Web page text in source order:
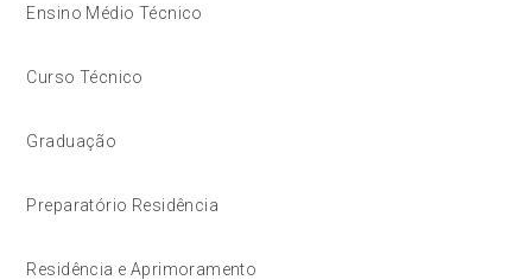
Ensino Médio Técnico
Curso Técnico
Graduação
Preparatório Residência
Residência e Aprimoramento